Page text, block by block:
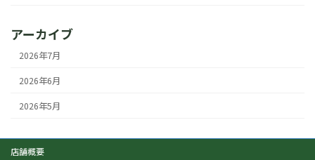
アーカイブ
2026年7月
2026年6月
2026年5月
店舗概要